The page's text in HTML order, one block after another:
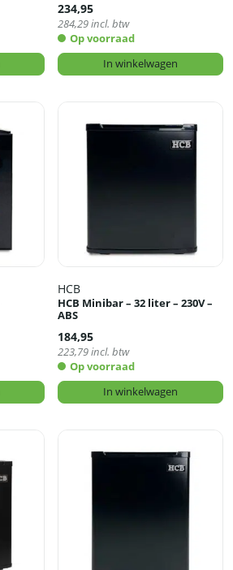
234,95
284,29incl. btw
Op voorraad
In winkelwagen
HCB
HCB Minibar – 32 liter – 230V –
ABS
184,95
223,79incl. btw
Op voorraad
In winkelwagen